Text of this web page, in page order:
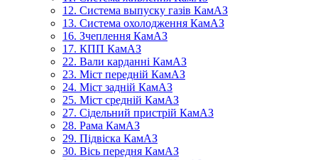
12. Система выпуску газів КамАЗ
13. Система охолодження КамАЗ
16. Зчеплення КамАЗ
17. КПП КамАЗ
22. Вали карданні КамАЗ
23. Міст передній КамАЗ
24. Міст задній КамАЗ
25. Міст средній КамАЗ
27. Сідельний пристрій КамАЗ
28. Рама КамАЗ
29. Підвіска КамАЗ
30. Вісь передня КамАЗ